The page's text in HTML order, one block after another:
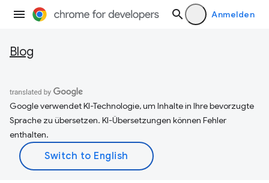
Anmelden
Blog
Google verwendet KI-Technologie, um Inhalte in Ihre bevorzugte
Sprache zu übersetzen. KI-Übersetzungen können Fehler
enthalten.